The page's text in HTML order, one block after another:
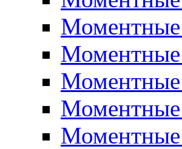
Моментные
Моментные
Моментные
Моментные
Моментные